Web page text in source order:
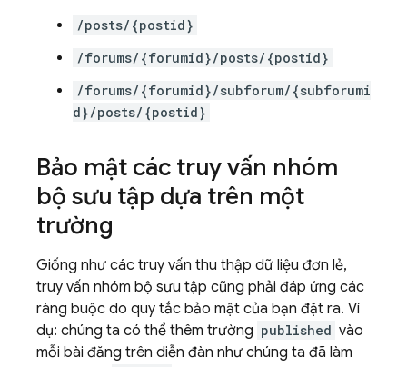
/posts/{postid}
/forums/{forumid}/posts/{postid}
/forums/{forumid}/subforum/{subforumi
d}/posts/{postid}
Bảo mật các truy vấn nhóm
bộ sưu tập dựa trên một
trường
Giống như các truy vấn thu thập dữ liệu đơn lẻ,
truy vấn nhóm bộ sưu tập cũng phải đáp ứng các
ràng buộc do quy tắc bảo mật của bạn đặt ra. Ví
dụ: chúng ta có thể thêm trường published vào
mỗi bài đăng trên diễn đàn như chúng ta đã làm